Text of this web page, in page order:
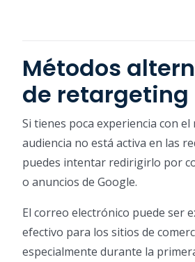
Métodos
de retargeting
Si tienes poca experiencia con
audiencia no está activa en las
puedes intentar redirigirlo por
o anuncios de Google.
El correo electrónico puede ser
efectivo para los sitios de
especialmente durante la